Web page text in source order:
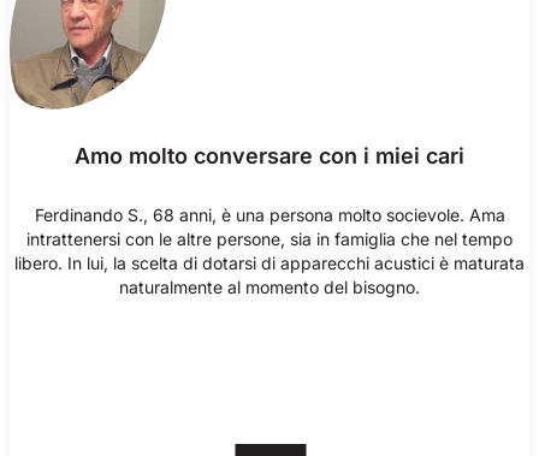
Amo molto conversare con i miei cari
Ferdinando S., 68 anni, è una persona molto socievole. Ama
intrattenersi con le altre persone, sia in famiglia che nel tempo
libero. In lui, la scelta di dotarsi di apparecchi acustici è maturata
naturalmente al momento del bisogno.